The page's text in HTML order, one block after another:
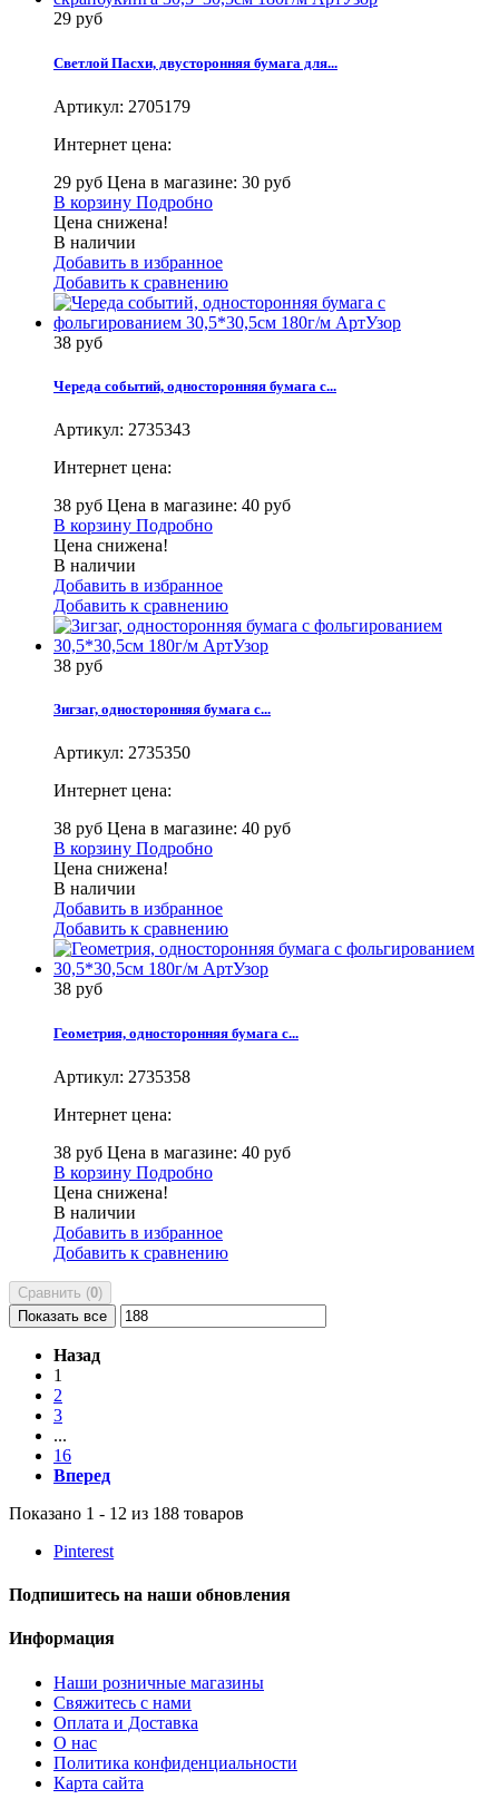
29 руб
Светлой Пасхи, двусторонняя бумага для...
Артикул: 2705179
Интернет цена:
29 руб Цена в магазине: 30 руб
В корзину Подробно
Цена снижена!
В наличии
Добавить в избранное
Добавить к сравнению
38 руб
Череда событий, односторонняя бумага с...
Артикул: 2735343
Интернет цена:
38 руб Цена в магазине: 40 руб
В корзину Подробно
Цена снижена!
В наличии
Добавить в избранное
Добавить к сравнению
38 руб
Зигзаг, односторонняя бумага с...
Артикул: 2735350
Интернет цена:
38 руб Цена в магазине: 40 руб
В корзину Подробно
Цена снижена!
В наличии
Добавить в избранное
Добавить к сравнению
38 руб
Геометрия, односторонняя бумага с...
Артикул: 2735358
Интернет цена:
38 руб Цена в магазине: 40 руб
В корзину Подробно
Цена снижена!
В наличии
Добавить в избранное
Добавить к сравнению
Сравнить (0)
Показать все
Назад
1
2
3
...
16
Вперед
Показано 1 - 12 из 188 товаров
Pinterest
Подпишитесь на наши обновления
Информация
Наши розничные магазины
Свяжитесь с нами
Оплата и Доставка
О нас
Политика конфиденциальности
Карта сайта